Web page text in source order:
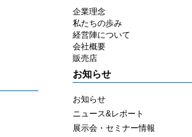
企業理念
私たちの歩み
​経営陣について
会社概要
​販売店
​お知らせ
お知らせ
ニュース&レポート
展示会・セミナー情報